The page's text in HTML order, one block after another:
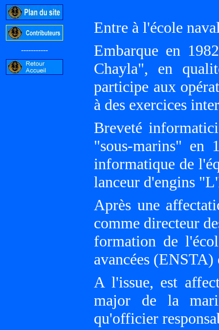
-----------
Entre à l'école
Embarque en
Chayla", en
participe aux
à des exercices
Breveté
"sous-marins" en
informatique de
lanceur d'engins
Après une
comme directeur
formation de
avancées
A l'issue, est
major de la
qu'officier